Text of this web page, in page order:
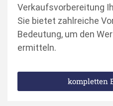
Verkaufsvorbereitung
Sie bietet zahlreiche
Bedeutung, um den
ermitteln.
kompletten